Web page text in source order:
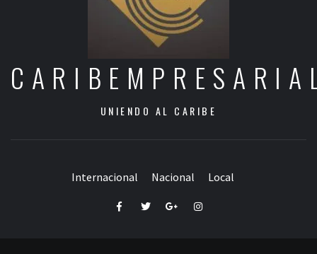
UNIENDO AL CARIBE
Internacional Nacional Local
FacebookTwitterGoogle+Instagram